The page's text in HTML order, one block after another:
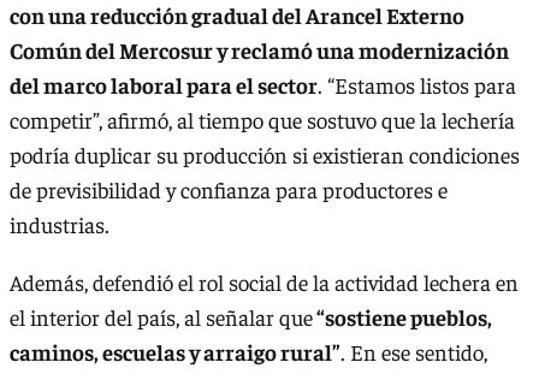
con una reducción gradual del Arancel Externo
Común del Mercosur y reclamó una modernización
del marco laboral para el sector. “Estamos listos para
competir”, afirmó, al tiempo que sostuvo que la lechería
podría duplicar su producción si existieran condiciones
de previsibilidad y confianza para productores e
industrias.
Además, defendió el rol social de la actividad lechera en
el interior del país, al señalar que“sostiene pueblos,
caminos, escuelas y arraigo rural”. En ese sentido,